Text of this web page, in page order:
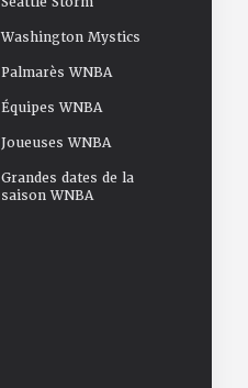
Washington Mystics
Palmarès WNBA
Équipes WNBA
Joueuses WNBA
Grandes dates de la
saison WNBA